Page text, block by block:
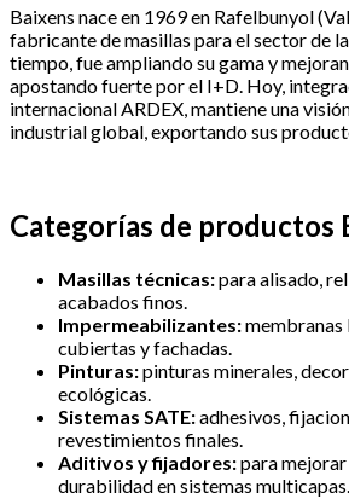
Baixens nace en 1969 en Rafelbunyol
fabricante de masillas para el sector de
tiempo, fue ampliando su gama y
apostando fuerte por el I+D. Hoy,
internacional ARDEX, mantiene una
industrial global, exportando sus
Categorías de productos
Masillas técnicas:para alisado,
acabados finos.
Impermeabilizantes:membranas
cubiertas y fachadas.
Pinturas:pinturas minerales,
ecológicas.
Sistemas SATE:adhesivos,
revestimientos finales.
Aditivos y fijadores:para
durabilidad en sistemas multicapas.